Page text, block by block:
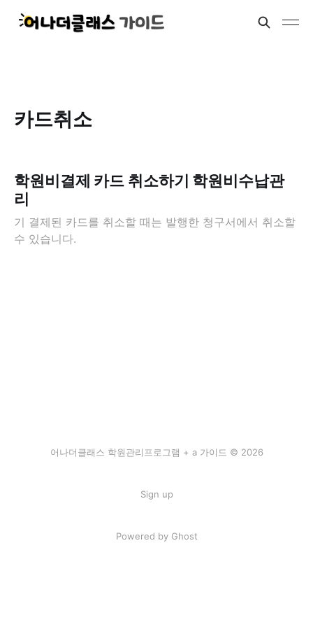
카드취소
학원비결제 카드 취소하기 학원비수납관
리
기 결제된 카드를 취소할 때는 발행한 청구서에서 취소할
수 있습니다.
어나더클래스 학원관리프로그램 + a 가이드 © 2026
Sign up
Powered by Ghost